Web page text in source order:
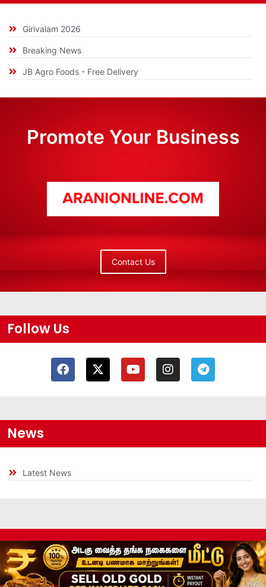
Girivalam 2026
Breaking News
JB Agro Foods - Free Delivery
Promote Your Business
Contact Us
Follow Us
News
Latest News